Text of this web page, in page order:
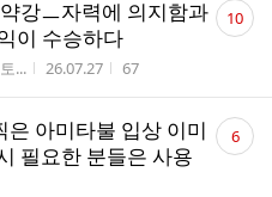
강ㅡ자력에 의지함과
이 수승하다
자
... 작성시간
26.07.27 조회수
67
글10
은 아미타불 입상 이미
필요한 분들은 사용
댓
글 6